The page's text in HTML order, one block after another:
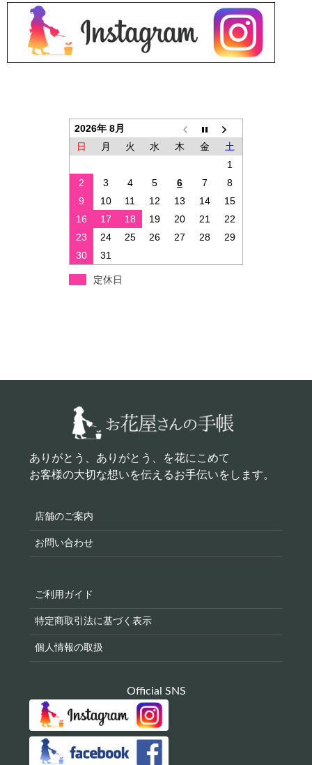
2026年 8月
日
月 火 水 木 金
土
1
2
3 4 5 6 7
8
9
10 11 12 13 14
15
16
17 18 19 20 21
22
23
24 25 26 27 28
29
30
31
定休日
ありがとう、ありがとう、を花にこめて
お客様の大切な想いを伝えるお手伝いをします。
店舗のご案内
お問い合わせ
ご利用ガイド
特定商取引法に基づく表示
個人情報の取扱
Official SNS